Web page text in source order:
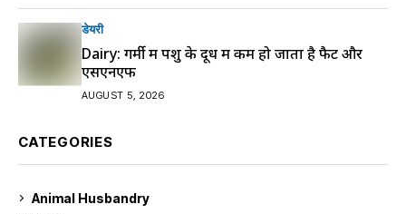
डेयरी
Dairy: गर्मी में पशु के दूध में कम हो जाता है फैट और
एसएनएफ
AUGUST 5, 2026
CATEGORIES
Animal Husbandry